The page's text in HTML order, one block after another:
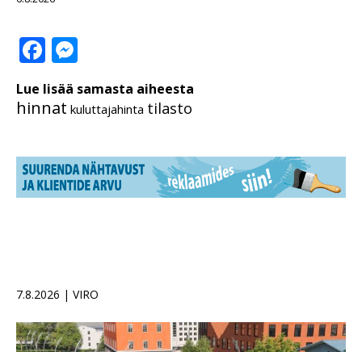
Facebook
Lue lisää samasta aiheesta
hinnat kuluttajahinta tilasto
7.8.2026 | VIRO